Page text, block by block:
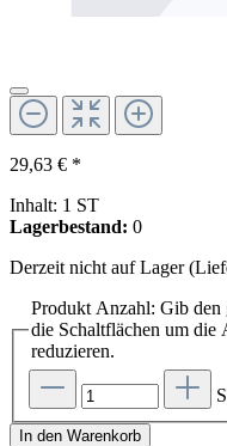
29,63 € *
Inhalt: 1 ST
Lagerbestand: 0
Derzeit nicht auf Lager
Produkt Anzahl: Gib den
die Schaltflächen um die
reduzieren.
In den Warenkorb